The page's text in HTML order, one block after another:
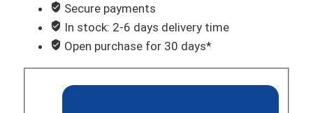
Secure payments
In stock: 2-6 days delivery time
Open purchase for 30 days*